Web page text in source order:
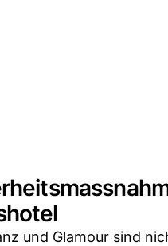
und Glamour sind